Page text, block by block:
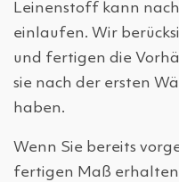
Leinenstoff kann
einlaufen. Wir
und fertigen die
sie nach der ersten
haben.
Wenn Sie bereits
fertigen Maß